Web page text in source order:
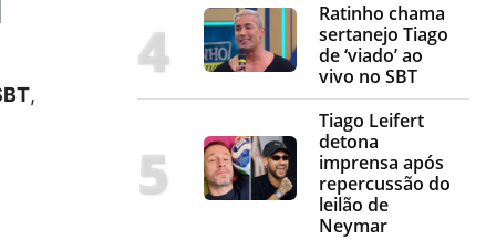
,
Ratinho chama
sertanejo Tiago
de ‘viado’ ao
vivo no SBT
Tiago Leifert
detona
imprensa após
repercussão do
leilão de
Neymar